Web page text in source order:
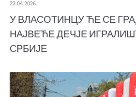
23.04.2026.
У ВЛАСОТИНЦУ ЋЕ СЕ
НАЈВЕЋЕ ДЕЧЈЕ
СРБИЈЕ